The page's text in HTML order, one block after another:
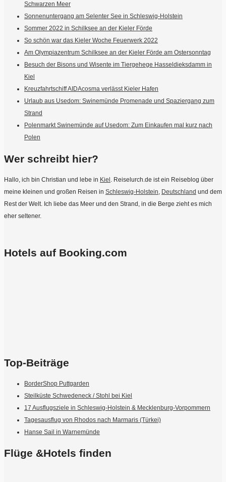
Schwarzen Meer
Sonnenuntergang am Selenter See in Schleswig-Holstein
Sommer 2022 in Schilksee an der Kieler Förde
So schön war das Kieler Woche Feuerwerk 2022
Am Olympiazentrum Schilksee an der Kieler Förde am Ostersonntag
Besuch der Bisons und Wisente im Tiergehege Hasseldieksdamm in
Kiel
Kreuzfahrtschiff AIDAcosma verlässt Kieler Hafen
Urlaub aus Usedom: Swinemünde Promenade und Spaziergang zum
Strand
Polenmarkt Swinemünde auf Usedom: Zum Einkaufen mal kurz nach
Polen
Wer schreibt hier?
Hallo, ich bin Christian und lebe in Kiel . Reiselurch.de ist ein Reiseblog über
meine kleinen und großen Reisen in Schleswig-Holstein, Deutschland und dem
Rest der Welt. Ich liebe das Meer und den Strand, in die Berge zieht es mich
eher seltener.
Hotels auf Booking.com
Top-Beiträge
BorderShop Puttgarden
Steilküste Schwedeneck / Stohl bei Kiel
17 Ausflugsziele in Schleswig-Holstein & Mecklenburg-Vorpommern
Tagesausflug von Rhodos nach Marmaris (Türkei)
Hanse Sail in Warnemünde
Flüge &Hotels finden